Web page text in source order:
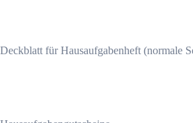
Deckblatt für Hausaufgabenheft (normale